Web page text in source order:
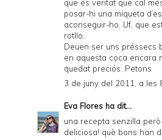
que és veritat que cal
posar-hi una miqueta
aconseguir-ho. Uf, que
rotllo..
Deuen ser uns préssecs
en aquesta coca encara
quedat preciós. Petons
3 de juny del 2011, a les
Eva Flores ha dit...
una recepta senzilla
deliciosa! què bons han